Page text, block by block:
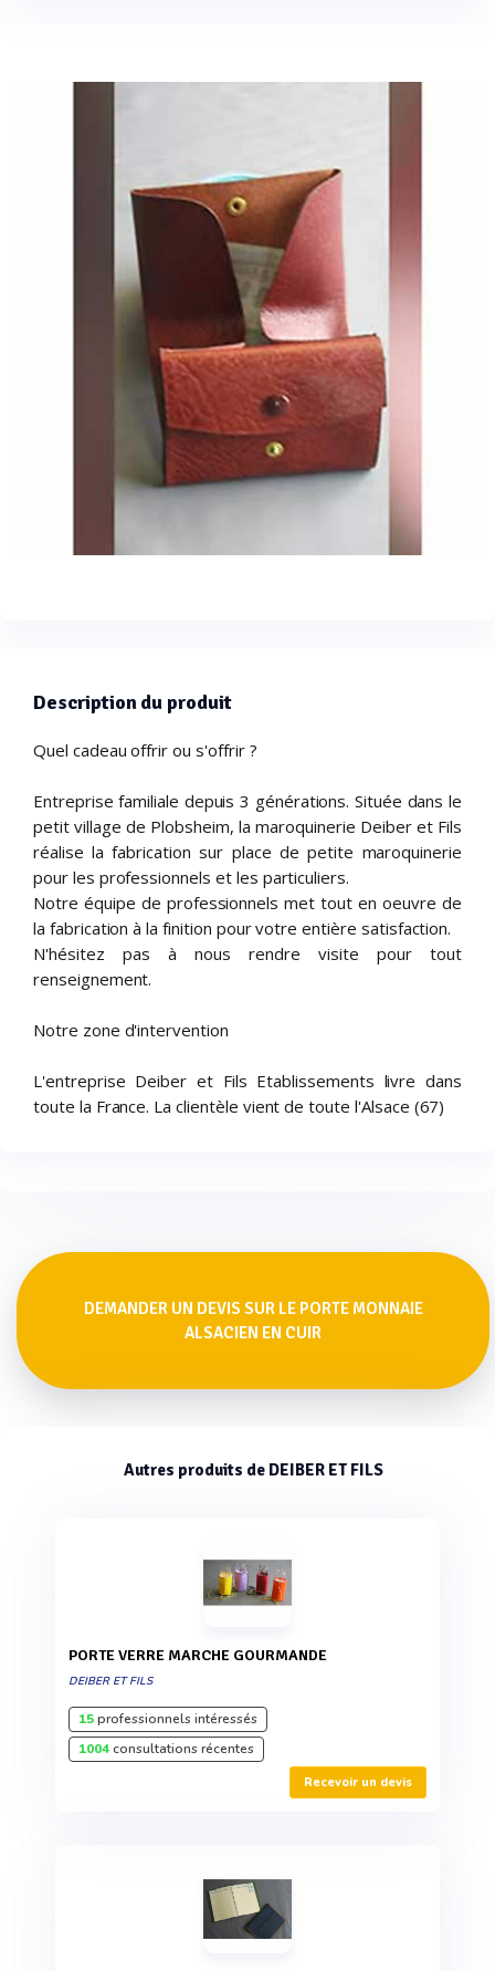
Description du produit
Quel cadeau offrir ou s'offrir ?
Entreprise familiale depuis 3 générations. Située dans le
petit village de Plobsheim, la maroquinerie Deiber et Fils
réalise la fabrication sur place de petite maroquinerie
pour les professionnels et les particuliers.
Notre équipe de professionnels met tout en oeuvre de
la fabrication à la finition pour votre entière satisfaction.
N'hésitez pas à nous rendre visite pour tout
renseignement.
Notre zone d'intervention
L'entreprise Deiber et Fils Etablissements livre dans
toute la France. La clientèle vient de toute l'Alsace (67)
DEMANDER UN DEVIS SUR LE PORTE MONNAIE
ALSACIEN EN CUIR
Autres produits de DEIBER ET FILS
PORTE VERRE MARCHE GOURMANDE
DEIBER ET FILS
15professionnels intéressés
1004consultations récentes
Recevoir un devis